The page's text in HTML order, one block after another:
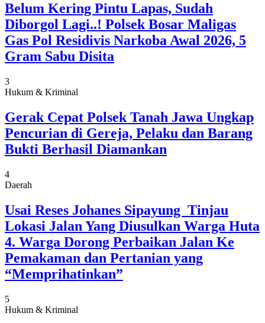
Belum Kering Pintu Lapas, Sudah
Diborgol Lagi..! Polsek Bosar Maligas
Gas Pol Residivis Narkoba Awal 2026, 5
Gram Sabu Disita
3
Hukum & Kriminal
Gerak Cepat Polsek Tanah Jawa Ungkap
Pencurian di Gereja, Pelaku dan Barang
Bukti Berhasil Diamankan
4
Daerah
Usai Reses Johanes Sipayung Tinjau
Lokasi Jalan Yang Diusulkan Warga Huta
4. Warga Dorong Perbaikan Jalan Ke
Pemakaman dan Pertanian yang
“Memprihatinkan”
5
Hukum & Kriminal